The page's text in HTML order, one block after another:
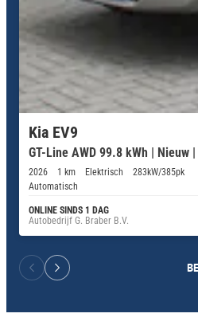
Kia EV9
GT-Line AWD 99.8 kWh |
2026 1 km Elektrisch
283kW/385pk
Automatisch
ONLINE SINDS 1 DAG
Autobedrijf G. Braber B.V.